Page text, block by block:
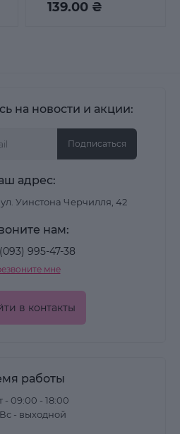
волос 300 мл
139.00 ₴
на новости и акции:
Подписаться
адрес:
Уинстона Черчилля, 42
нам:
995-47-38
мне
в контакты
работы
- 09:00 - 18:00
- выходной